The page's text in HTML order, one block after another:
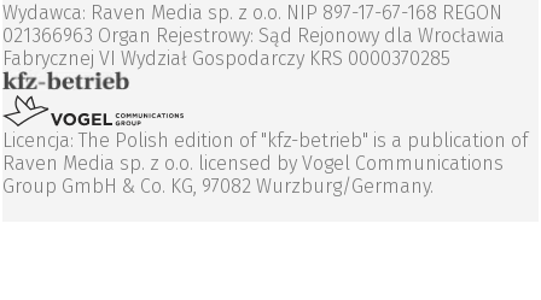
Wydawca: Raven Media sp. z o.o. NIP 897-17-67-168 REGON
021366963 Organ Rejestrowy: Sąd Rejonowy dla Wrocławia
Fabrycznej VI Wydział Gospodarczy KRS 0000370285
Licencja: The Polish edition of "kfz-betrieb" is a publication of
Raven Media sp. z o.o. licensed by Vogel Communications
Group GmbH & Co. KG, 97082 Wurzburg/Germany.